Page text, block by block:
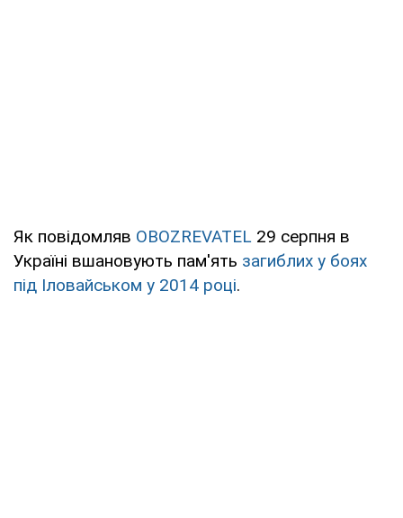
Як повідомляв OBOZREVATEL 29 серпня в
Україні вшановують пам'ять загиблих у боях
під Іловайськом у 2014 році.